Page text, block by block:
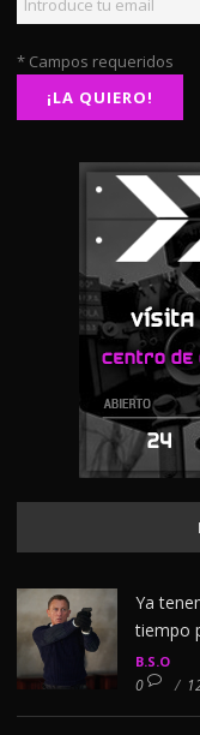
* Campos requeridos
Ya
tiempo
B.S.O
0 /